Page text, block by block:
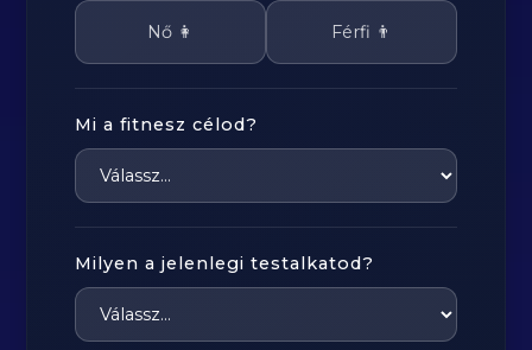
Nő 👩 Férfi 👨
Mi a fitnesz célod?
Milyen a jelenlegi testalkatod?